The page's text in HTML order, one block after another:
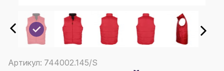
Артикул: 744002.145/S